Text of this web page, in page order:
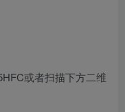
或者扫描下方二维